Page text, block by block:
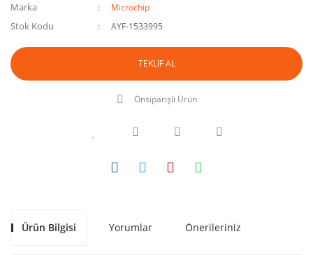
Marka Microchip
Stok Kodu AYF-1533995
TEKLİF AL
Önsiparişli Ürün
Ürün Bilgisi Yorumlar Önerileriniz